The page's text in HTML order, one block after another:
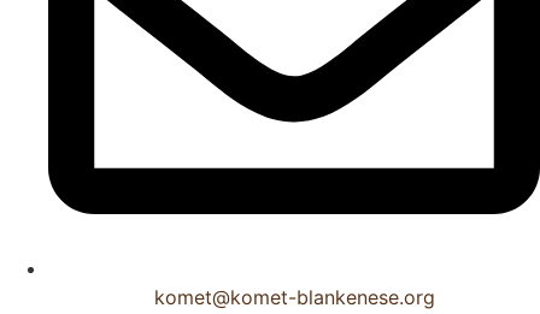
komet@komet-blankenese.org